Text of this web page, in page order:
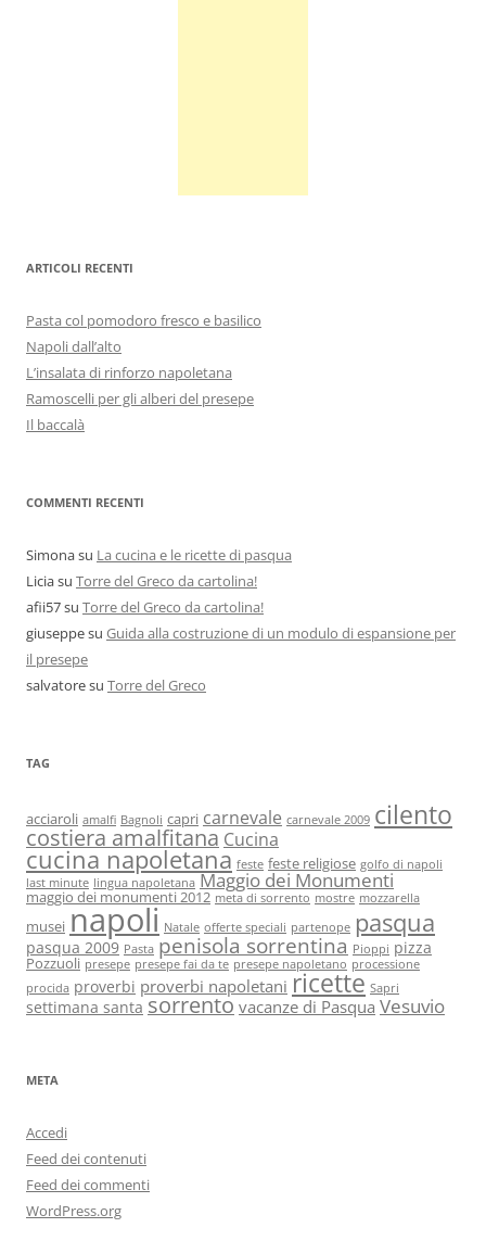
ARTICOLI RECENTI
Pasta col pomodoro fresco e basilico
Napoli dall’alto
L’insalata di rinforzo napoletana
Ramoscelli per gli alberi del presepe
Il baccalà
COMMENTI RECENTI
Simonasu La cucina e le ricette di pasqua
Liciasu Torre del Greco da cartolina!
afii57su Torre del Greco da cartolina!
giuseppesu Guida alla costruzione di un modulo di espansione per
il presepe
salvatoresu Torre del Greco
TAG
acciaroli amalfi Bagnoli capri carnevale carnevale 2009 cilento
costiera amalfitana Cucina
cucina napoletana feste feste religiose golfo di napoli
last minute lingua napoletana Maggio dei Monumenti
maggio dei monumenti 2012 meta di sorrento mostre mozzarella
musei napoli Natale offerte speciali partenope pasqua
pasqua 2009 Pasta penisola sorrentina Pioppi pizza
Pozzuoli presepe presepe fai da te presepe napoletano processione
procida proverbi proverbi napoletani ricette Sapri
settimana santa sorrento vacanze di Pasqua Vesuvio
META
Accedi
Feed dei contenuti
Feed dei commenti
WordPress.org